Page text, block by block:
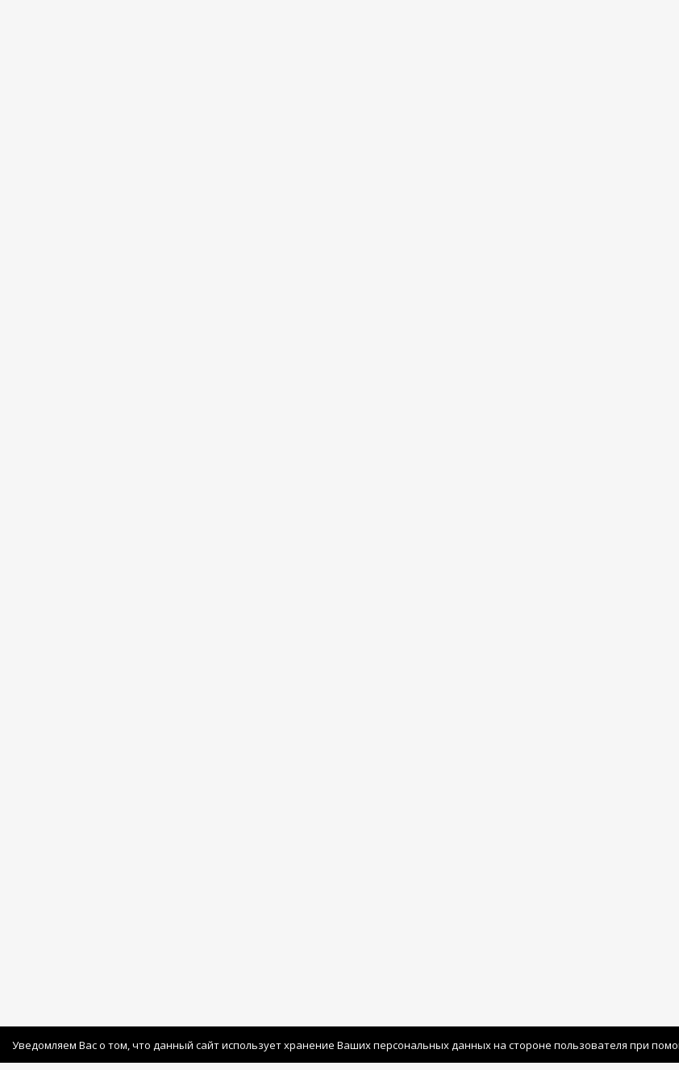
Уведомляем Вас о том, что данный сайт использует хранение Ваших персональных данных на стороне пользователя при